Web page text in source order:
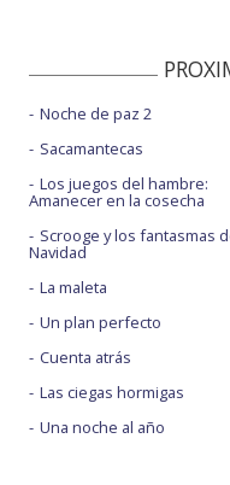
Noche de paz 2
Sacamantecas
Los juegos del hambre:
Amanecer en la cosecha
Scrooge y los fantasmas
Navidad
La maleta
Un plan perfecto
Cuenta atrás
Las ciegas hormigas
Una noche al año